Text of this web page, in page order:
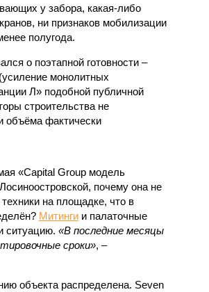
у забора, какая-либо
ни признаков мобилизации
полугода.
о поэтапной готовности –
монолитных
Л» подобной публичной
строительства не
объёма фактически
«Capital Group модель
почему она не
на площадке, что в
Митингии палаточные
ситуацию. «В последние месяцы
сроки», –
объекта распределена. Seven